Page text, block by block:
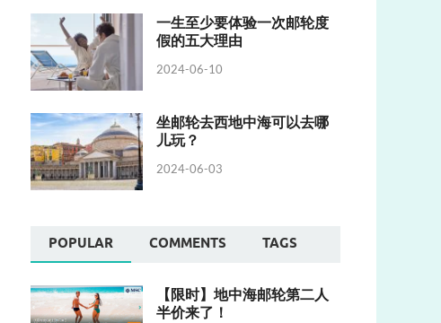
一生至少要体验一次邮轮度
假的五大理由
2024-06-10
坐邮轮去西地中海可以去哪
儿玩？
2024-06-03
POPULAR COMMENTS TAGS
【限时】地中海邮轮第二人
半价来了！